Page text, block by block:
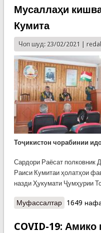
Мусаллаҳи
Кумита
Чоп шуд: 23/02/2021 |
Тоҷикистон чорабинии
Сардори Раёсат полковник
Раиси Кумитаи ҳолатҳои
назди Ҳукумати Ҷумҳурии
Муфассалтаро Таҷлили
1649
COVID-19: Амико